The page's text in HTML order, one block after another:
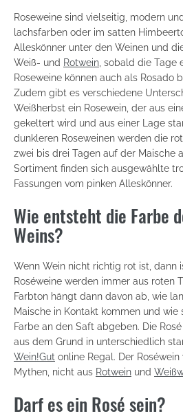
Roseweine sind vielseitig, modern
lachsfarben oder im satten
Alleskönner unter den Weinen und
Weiß- und Rotwein , sobald die Tage
Roseweine können auch als Rosado
Zudem gibt es verschiedene
Weißherbst ein Rosewein, der aus
gekeltert wird und aus einer Lage
dunkleren Roseweinen werden die
zwei bis drei Tagen auf der Maische
Sortiment finden sich ausgewählte
Fassungen vom pinken Alleskönner.
Wie entsteht die Farbe
Weins?
Wenn Wein nicht richtig rot ist, dann
Roséweine werden immer aus roten
Farbton hängt dann davon ab, wie
Maische in Kontakt kommen und wie
Farbe an den Saft abgeben. Die
aus dem Grund in unterschiedlich
Wein!Gut online Regal. Der
Mythen, nicht aus Rotwein und
Darf es ein Rosé sein?